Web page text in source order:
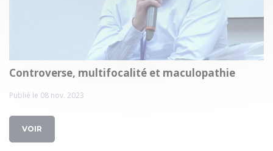
Controverse, multifocalité et maculopathie
Publié le 08 nov. 2023
VOIR